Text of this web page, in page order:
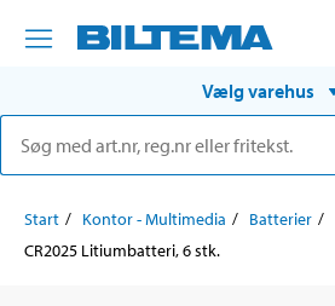
Vælg varehus
Start Kontor - Multimedia Batterier
CR2025 Litiumbatteri, 6 stk.